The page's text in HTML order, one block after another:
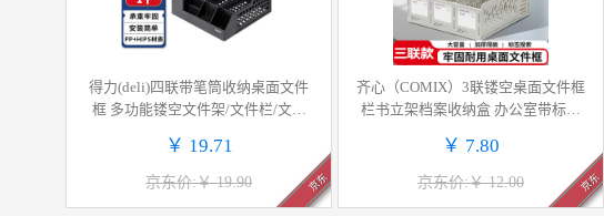
得力(deli)四联带笔筒收纳桌面文件
框 多功能镂空文件架/文件栏/文件
￥ 19.71
京东价:￥ 19.90 京东
齐心（COMIX）3联镂空桌面文件框
栏书立架档案收纳盒 办公室带标签
ED203
￥ 7.80
京东价:￥ 12.00 京东